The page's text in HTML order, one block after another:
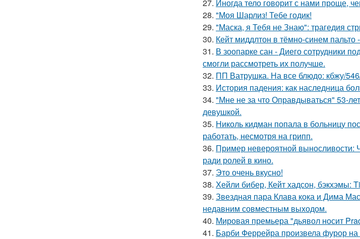
27. Иногда тело говорит с нами проще,
28. "Моя Шарлиз! Тебе годик!
29. "Маска, я Тебя не Знаю": трагедия
30. Кейт миддлтон в тёмно-синем
31. В зоопарке сан - Диего сотрудники
смогли рассмотреть их получше.
32. ПП Ватрушка. На все блюдо: кбжу/
33. История падения: как наследница
34. "Мне не за что Оправдываться" 53-
девушкой.
35. Николь кидман попала в больницу
работать, несмотря на грипп.
36. Пример невероятной выносливости:
ради ролей в кино.
37. Это очень вкусно!
38. Хейли бибер, Кейт хадсон, бэкхэмы:
39. Звездная пара Клава кока и Дима
недавним совместным выходом.
40. Мировая премьера "дьявол носит
41. Барби Феррейра произвела фурор на